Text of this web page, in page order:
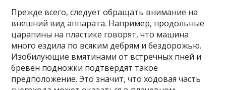
Прежде всего, следует обращать внимание на
внешний вид аппарата. Например, продольные
царапины на пластике говорят, что машина
много ездила по всяким дебрям и бездорожью.
Изобилующие вмятинами от встречных пней и
бревен подножки подтвердят такое
предположение. Это значит, что ходовая часть